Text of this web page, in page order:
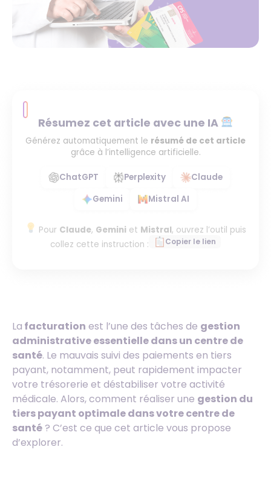
Résumez cet article avec une IA
Générez automatiquement le résumé de cet article
grâce à l’intelligence artificielle.
ChatGPT Perplexity
Claude
Gemini
Mistral AI
Pour Claude, Gemini et Mistral, ouvrez l’outil puis
collez cette instruction :
Copier le lien
La facturation est l’une des tâches de gestion
administrative essentielle dans un centre de
santé. Le mauvais suivi des paiements en tiers
payant, notamment, peut rapidement impacter
votre trésorerie et déstabiliser votre activité
médicale. Alors, comment réaliser une gestion du
tiers payant optimale dans votre centre de
santé ? C’est ce que cet article vous propose
d’explorer.